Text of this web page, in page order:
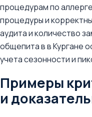
процедурам по
процедуры и
аудита и количество
общепита в в Кургане
учета сезонности и
Примеры
и